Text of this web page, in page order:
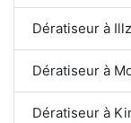
Dératiseur à
Dératiseur à
Dératiseur à